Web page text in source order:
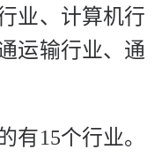
业、计算机行
运输行业、通
有15个行业。